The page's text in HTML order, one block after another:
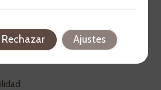
Rechazar Ajustes